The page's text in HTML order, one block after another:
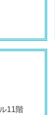
11階